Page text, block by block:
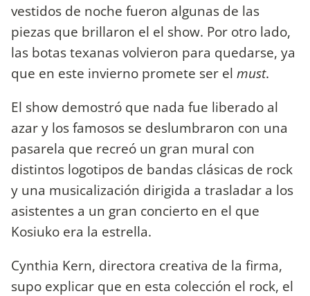
vestidos de noche fueron algunas de las
piezas que brillaron el el show. Por otro lado,
las botas texanas volvieron para quedarse, ya
que en este invierno promete ser el must.
El show demostró que nada fue liberado al
azar y los famosos se deslumbraron con una
pasarela que recreó un gran mural con
distintos logotipos de bandas clásicas de rock
y una musicalización dirigida a trasladar a los
asistentes a un gran concierto en el que
Kosiuko era la estrella.
Cynthia Kern, directora creativa de la firma,
supo explicar que en esta colección el rock, el